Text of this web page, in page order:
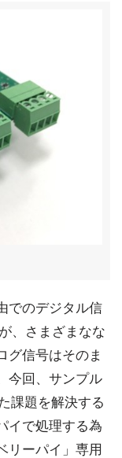
でのデジタル信
、さまざまなな
グ信号はそのま
今回、サンプル
課題を解決する
イで処理する為
リーパイ」専用